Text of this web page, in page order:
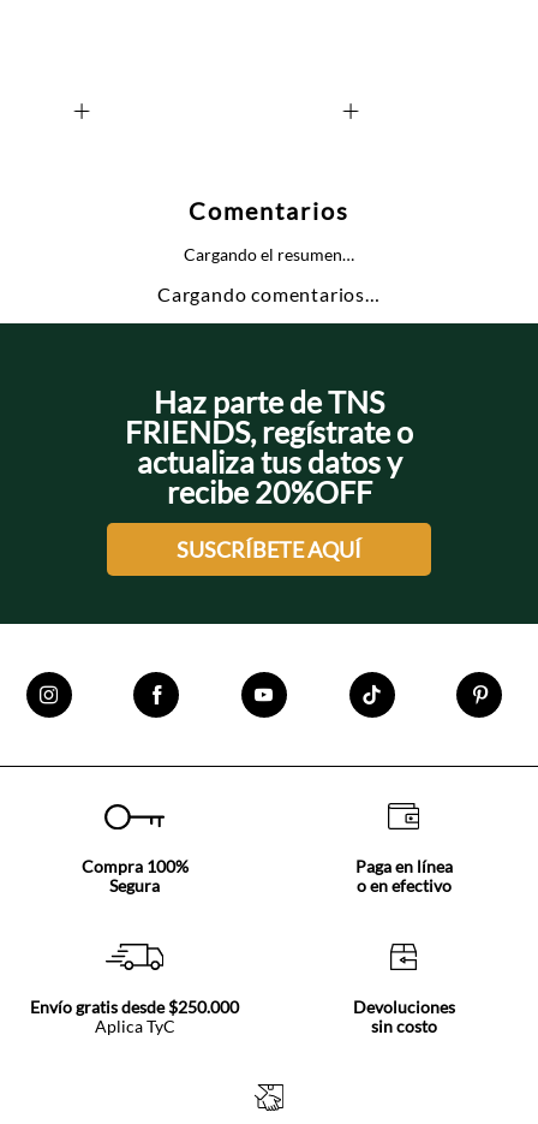
Comentarios
Cargando el resumen…
Cargando comentarios…
Haz parte de TNS
FRIENDS, regístrate o
actualiza tus datos y
recibe 20%OFF
SUSCRÍBETE AQUÍ
Compra 100%
Segura
Paga en línea
o en efectivo
Envío gratis desde $250.000
Aplica TyC
Devoluciones
sin costo